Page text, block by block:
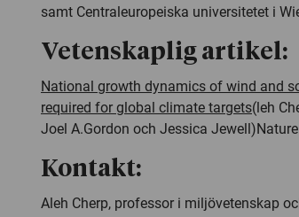
samt Centraleuropeiska universitetet i
Vetenskaplig artikel:
National growth dynamics of wind and
required for global climate targets(leh
Joel A.Gordon och Jessica Jewell)
Kontakt:
Aleh Cherp, professor i miljövetenskap